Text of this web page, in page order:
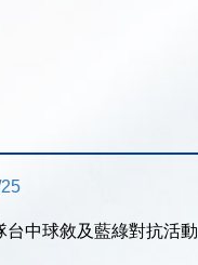
台中球敘及藍綠對抗活動